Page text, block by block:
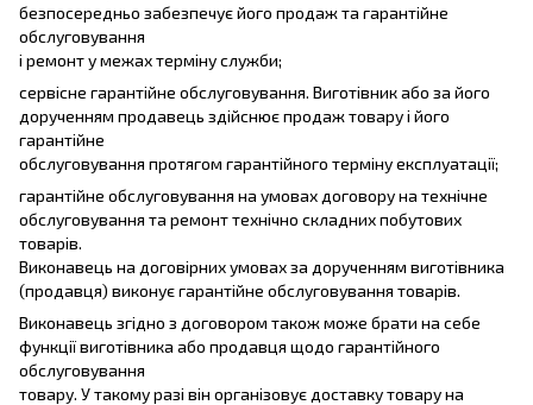
безпосередньо забезпечує його продаж та гарантійне
обслуговування
і ремонт у межах терміну служби;
сервісне гарантійне обслуговування. Виготівник або за його
дорученням продавець здійснює продаж товару і його
гарантійне
обслуговування протягом гарантійного терміну експлуатації;
гарантійне обслуговування на умовах договору на технічне
обслуговування та ремонт технічно складних побутових
товарів.
Виконавець на договірних умовах за дорученням виготівника
(продавця) виконує гарантійне обслуговування товарів.
Виконавець згідно з договором також може брати на себе
функції виготівника або продавця щодо гарантійного
обслуговування
товару. У такому разі він організовує доставку товару на